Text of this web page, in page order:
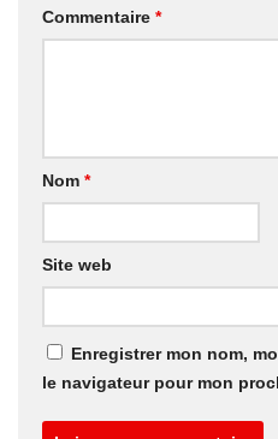
Commentaire *
Nom *
Site web
Enregistrer mon nom,
le navigateur pour mon